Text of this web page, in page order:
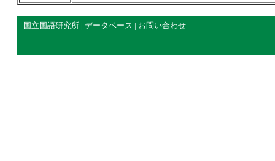
国立国語研究所 | データベース | お問い合わせ